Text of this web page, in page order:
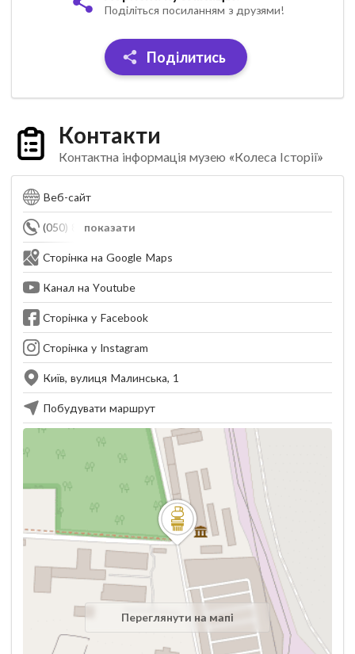
Поділіться посиланням з друзями!
Поділитись
Контакти
Контактна інформація музею «Колеса Історії»
Веб-сайт
показати
(050) 829-24-89
Сторінка на Google Maps
Канал на Youtube
Сторінка у Facebook
Сторінка у Instagram
Київ, вулиця Малинська, 1
Побудувати маршрут
Переглянути на мапі